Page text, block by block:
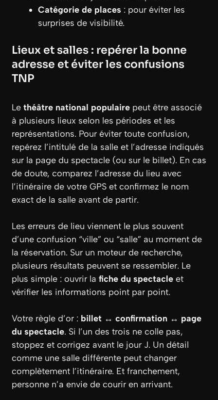
Catégorie de places : pour éviter les
surprises de visibilité.
Lieux et salles : repérer la bonne
adresse et éviter les confusions
TNP
Le théâtre national populaire peut être associé
à plusieurs lieux selon les périodes et les
représentations. Pour éviter toute confusion,
repérez l’intitulé de la salle et l’adresse indiqués
sur la page du spectacle (ou sur le billet). En cas
de doute, comparez l’adresse du lieu avec
l’itinéraire de votre GPS et confirmez le nom
exact de la salle avant de partir.
Les erreurs de lieu viennent le plus souvent
d’une confusion “ville” ou “salle” au moment de
la réservation. Sur un moteur de recherche,
plusieurs résultats peuvent se ressembler. Le
plus simple : ouvrir la fiche du spectacle et
vérifier les informations point par point.
Votre règle d’or : billet ↔ confirmation ↔ page
du spectacle. Si l’un des trois ne colle pas,
stoppez et corrigez avant le jour J. Un détail
comme une salle différente peut changer
complètement l’itinéraire. Et franchement,
personne n’a envie de courir en arrivant.